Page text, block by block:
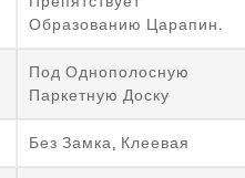
Образованию Царапин.
Под Однополосную
Паркетную Доску
Без Замка, Клеевая